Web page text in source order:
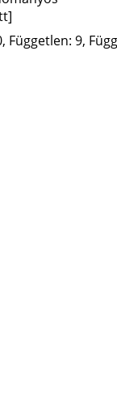
Független: 9,